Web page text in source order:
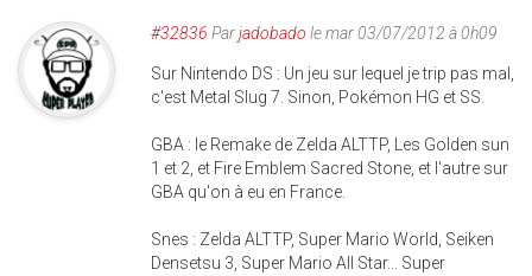
#32836 Parjadobado le mar 03/07/2012 à 0h09
Sur Nintendo DS : Un jeu sur lequel je trip pas mal,
c'est Metal Slug 7. Sinon, Pokémon HG et SS.
GBA : le Remake de Zelda ALTTP, Les Golden sun
1 et 2, et Fire Emblem Sacred Stone, et l'autre sur
GBA qu'on à eu en France.
Snes : Zelda ALTTP, Super Mario World, Seiken
Densetsu 3, Super Mario All Star... Super